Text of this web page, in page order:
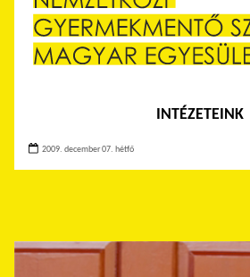
INTÉZETEINK
2009. december 07. hétfő